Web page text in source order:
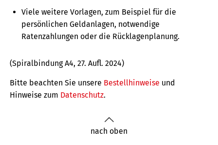
Viele weitere Vorlagen, zum Beispiel für die
persönlichen Geldanlagen, notwendige
Ratenzahlungen oder die Rücklagenplanung.
(Spiralbindung A4, 27. Aufl. 2024)
Bitte beachten Sie unsere Bestellhinweise und
Hinweise zum Datenschutz.
nach oben